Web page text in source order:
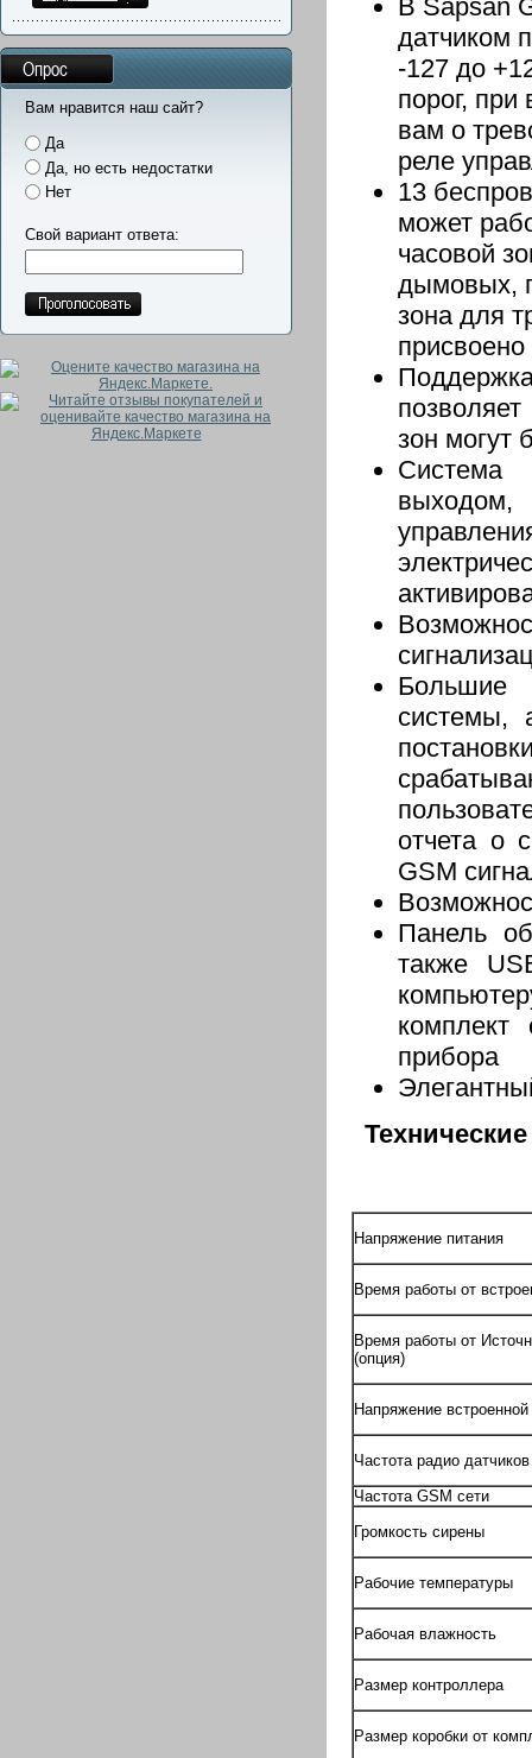
В Sapsan
датчиком
-127 до
порог, при
вам о
реле
13
может
часовой
дымовых,
зона для
зон могут
Система
выходом,
Большие
системы,
отчета о
GSM
Панель
также
комплект
прибора
Напряжение питания
Время работы от
Время работы от
(опция)
Напряжение встроенной
Частота радио датчиков
Частота GSM сети
Громкость сирены
Рабочие температуры
Рабочая влажность
Размер контроллера
Размер коробки от
Опрос
Вам нравится наш сайт?
Да
Да, но есть недостатки
Нет
Свой вариант ответа: